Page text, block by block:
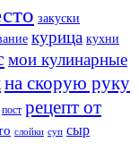
закуски
курица кухни
мои кулинарные
на скорую руку
пост рецепт от
слойки суп сыр